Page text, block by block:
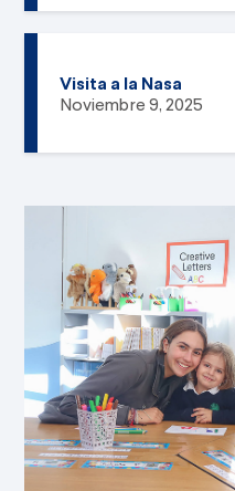
Visita a la Nasa
Noviembre 9, 2025